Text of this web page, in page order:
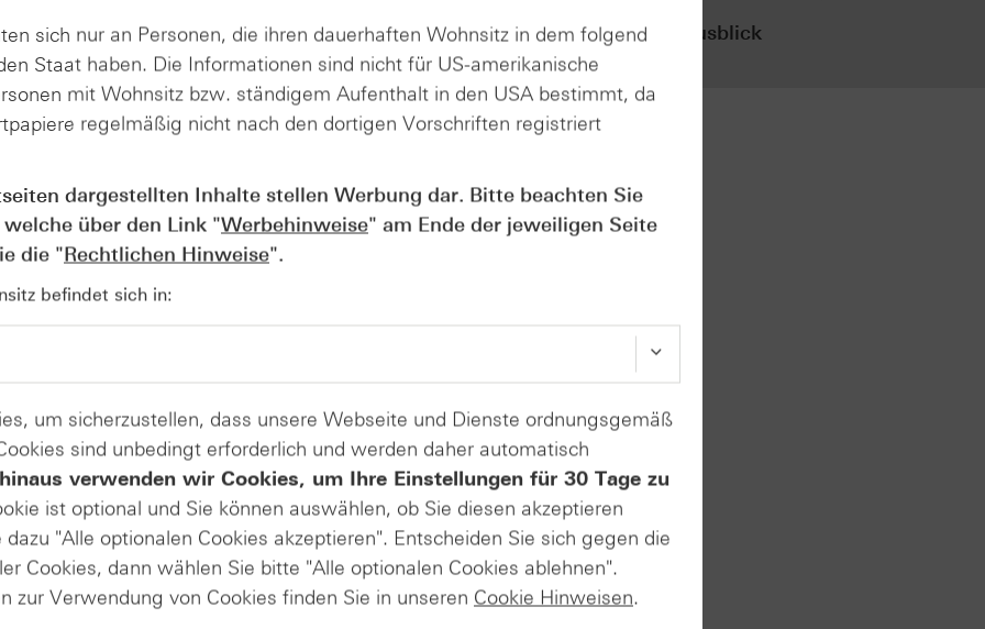
Ergebnisausblick
an
Ergebnisausblick
an
hat Zahlen für das dritte Quartal gemeldet. Der Umsatz stieg
Zuwachs von rund zwölf Prozent entspricht. Besonders die
sorgten für Aufschwung.
Prognose für das Gesamtjahr an: Erwartet wird nun ein
Euro. Das Unternehmen fokussiert sich zunehmend auf neue
Verteidigungstechnologie, um sich unabhängiger vom
sich nach Jahren der Zurückhaltung langsam stabilisiert.
Nokia
online!
über die Grundlagen der Börse wissen müssen – von den ersten
mit Zertifikaten und professionellem Money Management. Am
sich nur an Personen, die ihren dauerhaften Wohnsitz in dem folgend
Staat haben. Die Informationen sind nicht für US-amerikanische
mit Wohnsitz bzw. ständigem Aufenthalt in den USA bestimmt, da
regelmäßig nicht nach den dortigen Vorschriften registriert
dargestellten Inhalte stellen Werbung dar. Bitte beachten Sie
über den Link "Werbehinweise" am Ende der jeweiligen Seite
die "Rechtlichen Hinweise".
befindet sich in:
um sicherzustellen, dass unsere Webseite und Dienste ordnungsgemäß
sind unbedingt erforderlich und werden daher automatisch
verwenden wir Cookies, um Ihre Einstellungen für 30 Tage zu
ist optional und Sie können auswählen, ob Sie diesen akzeptieren
"Alle optionalen Cookies akzeptieren". Entscheiden Sie sich gegen die
Cookies, dann wählen Sie bitte "Alle optionalen Cookies ablehnen".
zur Verwendung von Cookies finden Sie in unseren Cookie Hinweisen.